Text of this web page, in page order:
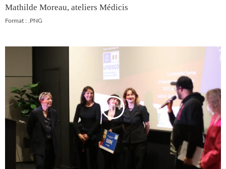
Mathilde Moreau, ateliers Médicis
Format : .PNG